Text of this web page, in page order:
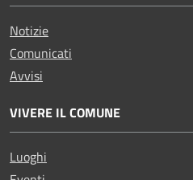
Notizie
Comunicati
Avvisi
VIVERE IL COMUNE
Luoghi